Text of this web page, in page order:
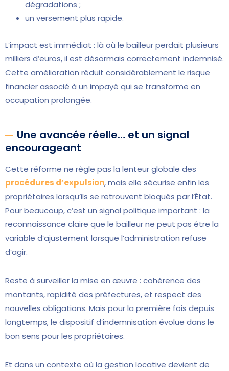
dégradations ;
un versement plus rapide.
L’impact est immédiat : là où le bailleur perdait plusieurs
milliers d’euros, il est désormais correctement indemnisé.
Cette amélioration réduit considérablement le risque
financier associé à un impayé qui se transforme en
occupation prolongée.
Une avancée réelle… et un signal
encourageant
Cette réforme ne règle pas la lenteur globale des
procédures d’expulsion, mais elle sécurise enfin les
propriétaires lorsqu’ils se retrouvent bloqués par l’État.
Pour beaucoup, c’est un signal politique important : la
reconnaissance claire que le bailleur ne peut pas être la
variable d’ajustement lorsque l’administration refuse
d’agir.
Reste à surveiller la mise en œuvre : cohérence des
montants, rapidité des préfectures, et respect des
nouvelles obligations. Mais pour la première fois depuis
longtemps, le dispositif d’indemnisation évolue dans le
bon sens pour les propriétaires.
Et dans un contexte où la gestion locative devient de